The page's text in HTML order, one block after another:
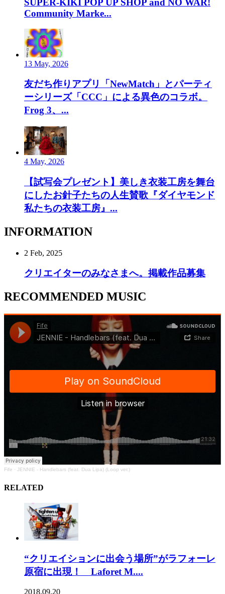
SUPER-KIKI POP UP SHOP and NO WAR!
Community Marke...
13 May, 2026
友だち作りアプリ「NewMatch」とパーティ
ーシリーズ「CCC」による異色のコラボ。
Frog 3、...
4 May, 2026
【試写会プレゼント】美しき衣装工房を舞台
にしたお針子たちの人生賛歌『ダイヤモンド
私たちの衣装工房』...
INFORMATION
2 Feb, 2025
クリエイターのみなさまへ。掲載作品募集
RECOMMENDED MUSIC
Fife · JENNIE - Handlebars (feat. Dua Lipa) (Loop ver.)
RELATED
“クリエイションに出会う場所”がラフォーレ
原宿に出現！ Laforet M....
2018.09.20